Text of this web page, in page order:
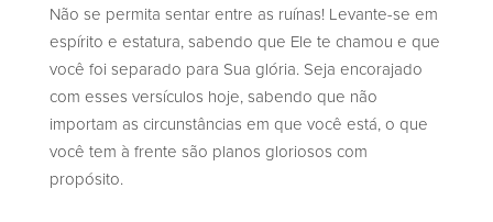
Não se permita sentar entre as ruínas! Levante-se em
espírito e estatura, sabendo que Ele te chamou e que
você foi separado para Sua glória. Seja encorajado
com esses versículos hoje, sabendo que não
importam as circunstâncias em que você está, o que
você tem à frente são planos gloriosos com
propósito.